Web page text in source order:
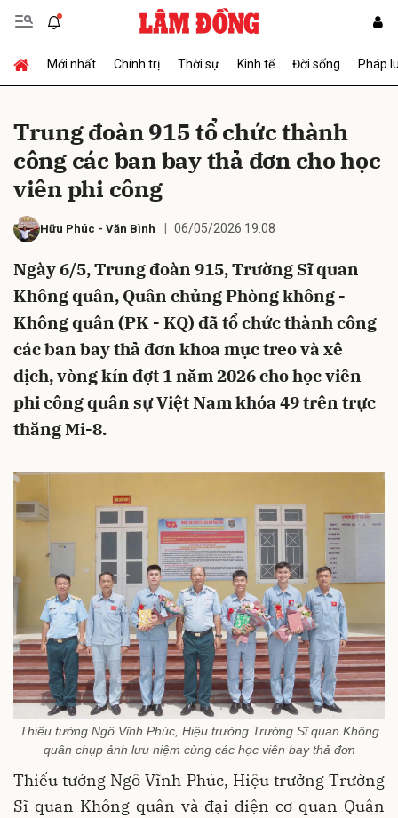
Mới nhất Chính trị Thời sự Kinh tế Đời sống Pháp
Trung đoàn 915 tổ chức thành
công các ban bay thả đơn cho học
viên phi công
Hữu Phúc - Văn Bình 06/05/2026 19:08
Ngày 6/5, Trung đoàn 915, Trường Sĩ quan
Không quân, Quân chủng Phòng không -
Không quân (PK - KQ) đã tổ chức thành công
các ban bay thả đơn khoa mục treo và xê
dịch, vòng kín đợt 1 năm 2026 cho học viên
phi công quân sự Việt Nam khóa 49 trên trực
thăng Mi-8.
Thiếu tướng Ngô Vĩnh Phúc, Hiệu trưởng Trường Sĩ quan Không
quân chụp ảnh lưu niệm cùng các học viên bay thả đơn
Thiếu tướng Ngô Vĩnh Phúc, Hiệu trưởng Trường
Sĩ quan Không quân và đại diện cơ quan Quân
Gửi bình luận
Hủy Gửi